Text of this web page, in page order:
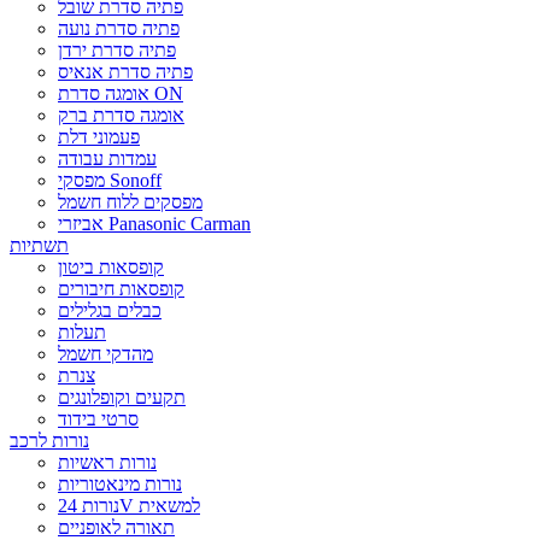
פתיה סדרת שובל
פתיה סדרת נועה
פתיה סדרת ירדן
פתיה סדרת אנאיס
אומגה סדרת ON
אומגה סדרת ברק
פעמוני דלת
עמדות עבודה
מפסקי Sonoff
מפסקים ללוח חשמל
אביזרי Panasonic Carman
תשתיות
קופסאות ביטון
קופסאות חיבורים
כבלים בגלילים
תעלות
מהדקי חשמל
צנרת
תקעים וקופלונגים
סרטי בידוד
נורות לרכב
נורות ראשיות
נורות מינאטוריות
נורות 24V למשאית
תאורה לאופניים